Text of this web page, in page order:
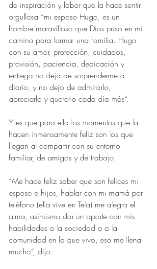
de inspiración y labor que la hace sentir
orgullosa “mi esposo Hugo, es un
hombre maravilloso que Dios puso en mi
camino para formar una familia. Hugo
con su amor, protección, cuidados,
provisión, paciencia, dedicación y
entrega no deja de sorprenderme a
diario, y no dejo de admirarlo,
apreciarlo y quererlo cada día más”.
Y es que para ella los momentos que la
hacen inmensamente feliz son los que
llegan al compartir con su entorno
familiar, de amigos y de trabajo.
“Me hace feliz saber que son felices mi
esposo e hijos, hablar con mi mamá por
teléfono (ella vive en Tela) me alegra el
alma, asimismo dar un aporte con mis
habilidades a la sociedad o a la
comunidad en la que vivo, eso me llena
mucho”, dijo.